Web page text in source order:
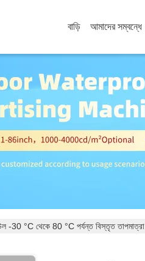
বাড়ি আমাদের সম্বন্ধে
-30 °C থেকে 80 °C পর্যন্ত বিস্তৃত তাপমাত্রা